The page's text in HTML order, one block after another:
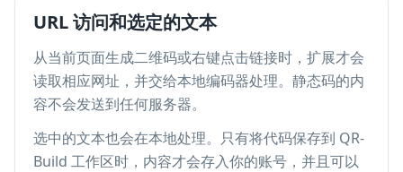
URL 访问和选定的文本
从当前页面生成二维码或右键点击链接时，扩展才会
读取相应网址，并交给本地编码器处理。静态码的内
容不会发送到任何服务器。
选中的文本也会在本地处理。只有将代码保存到 QR-
Build 工作区时，内容才会存入你的账号，并且可以